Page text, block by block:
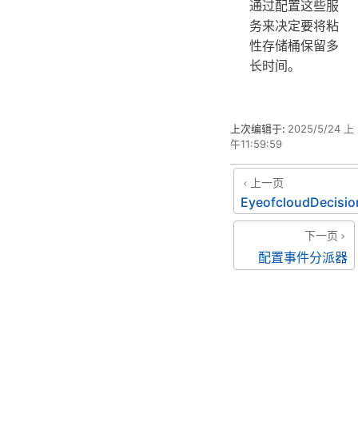
通过配置这些服
务来决定要将粘
性存储桶保留多
长时间。
上次编辑于: 2025/5/24 上
午11:59:59
上一页
下一页
配置事件分派器